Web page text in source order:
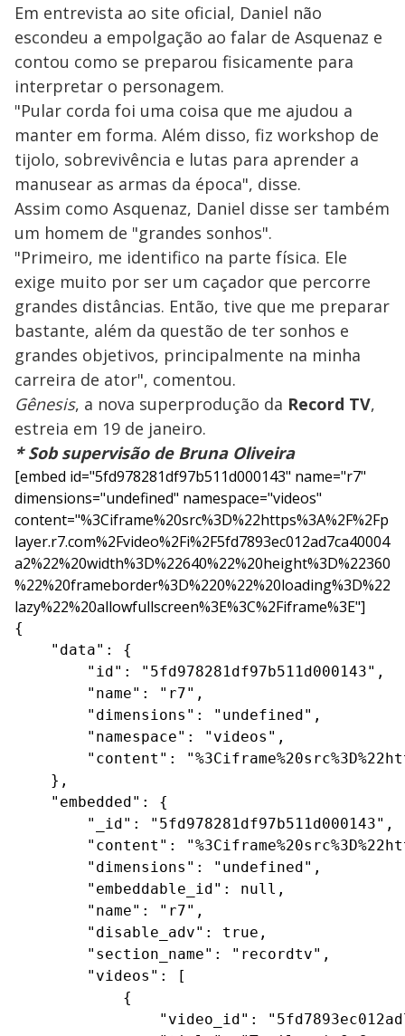
Em entrevista ao site oficial, Daniel não
escondeu a empolgação ao falar de Asquenaz e
contou como se preparou fisicamente para
interpretar o personagem.
"Pular corda foi uma coisa que me ajudou a
manter em forma. Além disso, fiz workshop de
tijolo, sobrevivência e lutas para aprender a
manusear as armas da época", disse.
Assim como Asquenaz, Daniel disse ser também
um homem de "grandes sonhos".
"Primeiro, me identifico na parte física. Ele
exige muito por ser um caçador que percorre
grandes distâncias. Então, tive que me preparar
bastante, além da questão de ter sonhos e
grandes objetivos, principalmente na minha
carreira de ator", comentou.
Gênesis, a nova superprodução da Record TV,
estreia em 19 de janeiro.
* Sob supervisão de Bruna Oliveira
[embed id="5fd978281df97b511d000143" name="r7"
dimensions="undefined" namespace="videos"
content="%3Ciframe%20src%3D%22https%3A%2F%2Fp
layer.r7.com%2Fvideo%2Fi%2F5fd7893ec012ad7ca40004
a2%22%20width%3D%22640%22%20height%3D%22360
%22%20frameborder%3D%220%22%20loading%3D%22
lazy%22%20allowfullscreen%3E%3C%2Fiframe%3E"]
{
    "data": {
        "id": "5fd978281df97b511d000143",
        "name": "r7",
        "dimensions": "undefined",
        "namespace": "videos",
"content":
    },
    "embedded": {
        "_id": "5fd978281df97b511d000143",
"content":
        "dimensions": "undefined",
        "embeddable_id": null,
        "name": "r7",
        "disable_adv": true,
        "section_name": "recordtv",
        "videos": [
            {
"video_id":